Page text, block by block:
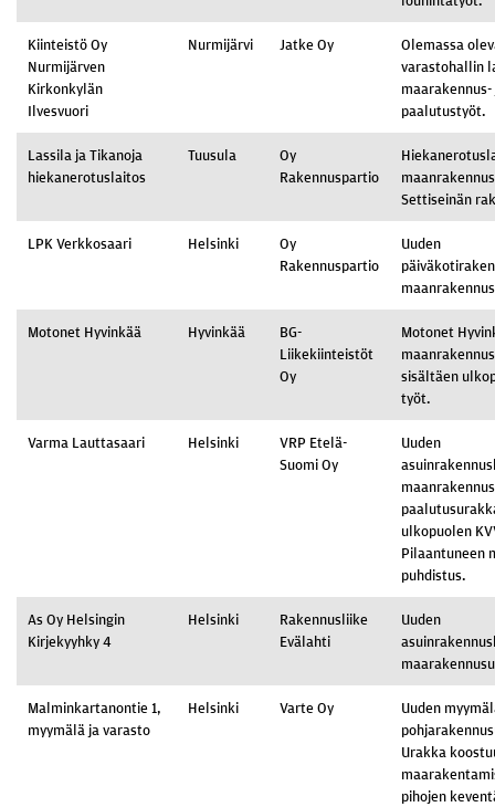
Kiinteistö Oy
Nurmijärven
Kirkonkylän
Ilvesvuori
Nurmijärvi Jatke Oy
Olemassa
varastohallin
maarakennus-
paalutustyöt.
Lassila ja Tikanoja
hiekanerotuslaitos
Tuusula
Oy
Rakennuspartio
Settiseinän
LPK Verkkosaari Helsinki
Oy
Rakennuspartio
Uuden
Motonet Hyvinkää Hyvinkää
BG-
Liikekiinteistöt
Oy
Motonet
sisältäen
työt.
Varma Lauttasaari Helsinki
VRP Etelä-
Suomi Oy
Uuden
ulkopuolen
Pilaantuneen
puhdistus.
As Oy Helsingin
Kirjekyyhky 4
Helsinki
Rakennusliike
Evälahti
Uuden
Malminkartanontie 1,
myymälä ja varasto
Helsinki Varte Oy
Uuden
Urakka
pihojen